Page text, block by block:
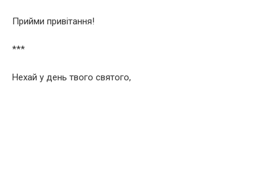
Прийми привітання!
***
Нехай у день твого святого,